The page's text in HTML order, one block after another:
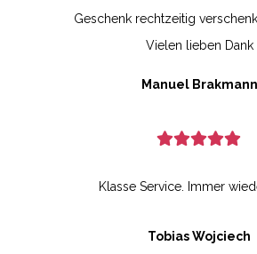
Geschenk rechtzeitig
Vielen lieben Dank
Manuel Brakmann
Klasse Service. Immer
Tobias Wojciech